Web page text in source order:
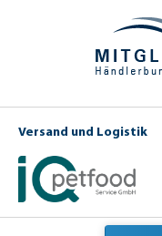
Versand und Logistik